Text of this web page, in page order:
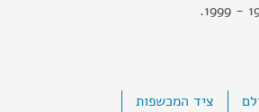
ציד המכשפות